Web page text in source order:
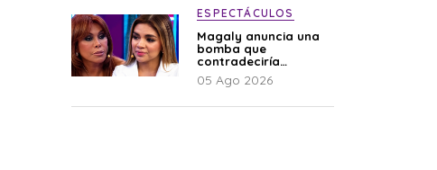
ESPECTÁCULOS
Magaly anuncia una
bomba que
contradeciría
comunicado de La
Bella Luz: “Hay un
05 Ago 2026